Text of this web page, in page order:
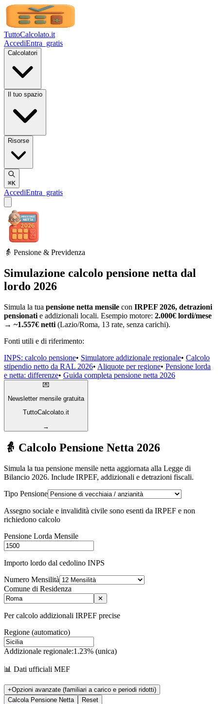
TuttoCalcolato.it
AccediEntra gratis
Calcolatori
Il tuo spazio
Risorse
⌘K
AccediEntra gratis
👵 Pensione & Previdenza
Simulazione calcolo pensione netta dal
lordo 2026
Simula la tua pensione netta mensile con IRPEF 2026, detrazioni
pensionati e addizionali locali. Esempio motore: 2.000€ lordi/mese
→ ~1.557€ netti (Lazio/Roma, 13 rate, senza carichi).
Fonti utili e di riferimento:
INPS: calcolo pensione• Simulatore addizionale regionale• Calcolo
stipendio netto da RAL 2026• Aliquote per regione• Pensione lorda
e netta: differenze• Guida completa pensione netta 2026
💌
Newsletter mensile gratuita
TuttoCalcolato.it
→
👵 Calcolo Pensione Netta 2026
Simula la tua pensione mensile netta aggiornata alla Legge di
Bilancio 2026. Include IRPEF, addizionali e detrazioni fiscali.
Tipo Pensione
Assegno sociale e invalidità civile sono esenti da IRPEF e non
richiedono calcolo
Pensione Lorda Mensile
Importo lordo dal cedolino INPS
Numero Mensilità
Comune di Residenza
✕
Per calcolo addizionali IRPEF precise
Regione (automatico)
Addizionale regionale:1.23% (unica)
📊 Dati ufficiali MEF
+Opzioni avanzate (familiari a carico e periodi ridotti)
Calcola Pensione Netta
Reset